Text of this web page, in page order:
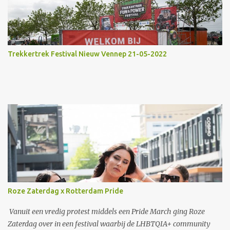
Trekkertrek Festival Nieuw Vennep 21-05-2022
Roze Zaterdag x Rotterdam Pride
Vanuit een vredig protest middels een Pride March ging Roze
Zaterdag over in een festival waarbij de LHBTQIA+ community